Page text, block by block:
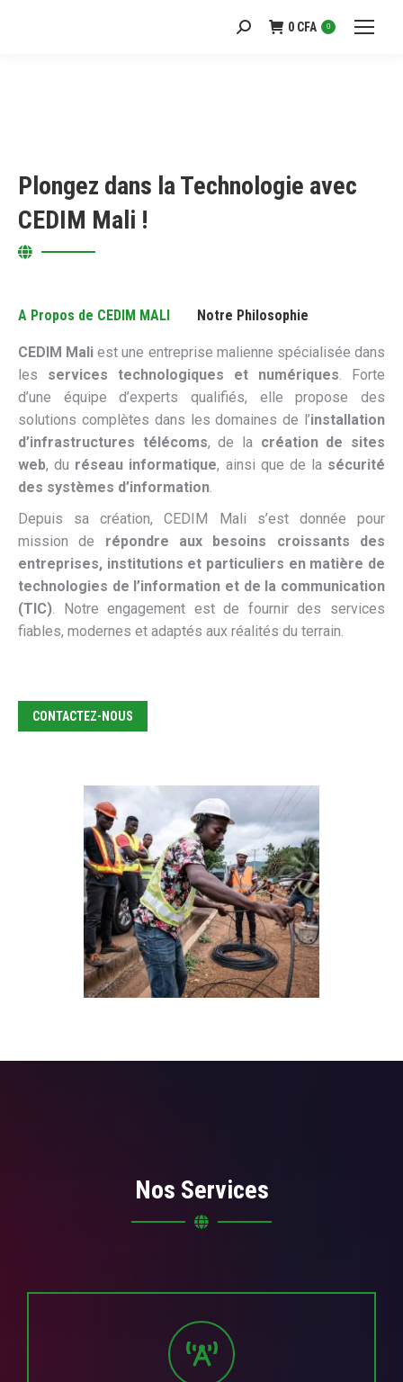
Recherche
0 CFA 0
Plongez dans la Technologie avec
CEDIM Mali !
A Propos de CEDIM MALI Notre Philosophie
CEDIM Mali est une entreprise malienne spécialisée dans
les services technologiques et numériques. Forte
d’une équipe d’experts qualifiés, elle propose des
solutions complètes dans les domaines de l’installation
d’infrastructures télécoms, de la création de sites
web, du réseau informatique, ainsi que de la sécurité
des systèmes d’information.
Depuis sa création, CEDIM Mali s’est donnée pour
mission de répondre aux besoins croissants des
entreprises, institutions et particuliers en matière de
technologies de l’information et de la communication
(TIC). Notre engagement est de fournir des services
fiables, modernes et adaptés aux réalités du terrain.
CONTACTEZ-NOUS
Nos Services